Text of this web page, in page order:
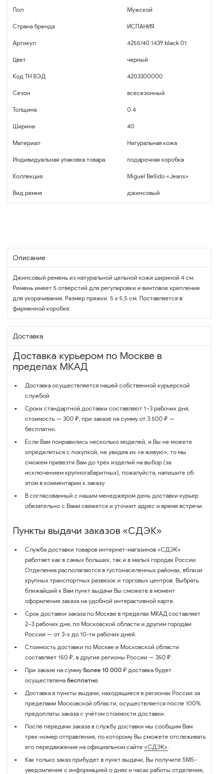
Пол Мужской
Страна бренда ИСПАНИЯ
Артикул 4255/40 1439 black 01
Цвет черный
Код ТН ВЭД 4203300000
Сезон всесезонный
Толщина 0.4
Ширина 40
Материал Натуральная кожа
Индивидуальная упаковка товара подарочная коробка
Коллекция Miguel Bellido «Jeans»
Вид ремня джинсовый
Описание
Джинсовый ремень из натуральной цельной кожи шириной 4 см.
Ремень имеет 5 отверстий для регулировки и винтовое крепление
для укорачивания. Размер пряжки: 5 х 5,5 см. Поставляется в
фирменной коробке.
Доставка
Доставка курьером по Москве в
пределах МКАД
Доставка осуществляется нашей собственной курьерской
службой.
Сроки стандартной доставки составляют 1–3 рабочих дня,
стоимость — 300 ₽, при заказе на сумму от 3 500 ₽ —
бесплатно.
Если Вам понравились несколько моделей, и Вы не можете
определиться с покупкой, не увидев их «в живую», то мы
сможем привезти Вам до трёх изделий на выбор (за
исключением крупногабаритных), пожалуйста, напишите об
этом в комментарии к заказу.
В согласованный с нашим менеджером день доставки курьер
обязательно с Вами свяжется и уточнит адрес и время встречи.
Пункты выдачи заказов «СДЭК»
Служба доставки товаров интернет-магазинов «СДЭК»
работает как в самых больших, так и в малых городах России.
Отделения располагаются в густонаселенных районах, вблизи
крупных транспортных развязок и торговых центров. Выбрать
ближайший к Вам пункт выдачи Вы сможете в момент
оформления заказа на удобной интерактивной карте.
Срок доставки заказа по Москве в пределах МКАД составляет
2–3 рабочих дня, по Московской области и другим городам
России — от 3-х до 10-ти рабочих дней.
Стоимость доставки по Москве и Московской области
составляет 150 ₽, в другие регионы России — 350 ₽.
При заказе на сумму более 10 000 ₽ доставка будет
осуществлена бесплатно
Доставка в пункты выдачи, находящиеся в регионах России за
пределами Московской области, осуществляется после 100%
предоплаты заказа с учётом стоимости доставки.
После передачи заказа в службу доставки мы сообщим Вам
трек-номер отправления, по которому Вы сможете отслеживать
его передвижение на официальном сайте «СДЭК».
Как только заказ прибудет в пункт выдачи, Вы получите SMS-
уведомление с информацией о днях и часах работы отделения,